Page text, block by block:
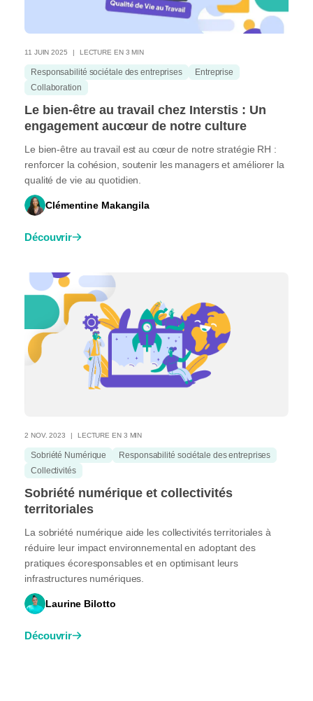
11 JUIN 2025 LECTURE EN 3 MIN
Responsabilité sociétale des entreprises
Entreprise
Collaboration
Le bien-être au travail chez Interstis : Un
engagement aucœur de notre culture
Le bien-être au travail est au cœur de notre stratégie RH :
renforcer la cohésion, soutenir les managers et améliorer la
qualité de vie au quotidien.
Clémentine Makangila
Découvrir
2 NOV. 2023 LECTURE EN 3 MIN
Sobriété Numérique
Responsabilité sociétale des entreprises
Collectivités
Sobriété numérique et collectivités
territoriales
La sobriété numérique aide les collectivités territoriales à
réduire leur impact environnemental en adoptant des
pratiques écoresponsables et en optimisant leurs
infrastructures numériques.
Laurine Bilotto
Découvrir